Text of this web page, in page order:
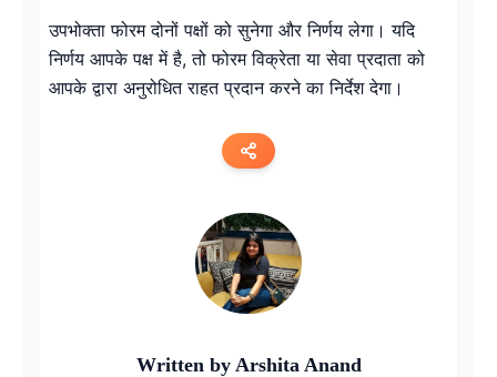
उपभोक्ता फोरम दोनों पक्षों को सुनेगा और निर्णय लेगा। यदि
निर्णय आपके पक्ष में है, तो फोरम विक्रेता या सेवा प्रदाता को
आपके द्वारा अनुरोधित राहत प्रदान करने का निर्देश देगा।
WhatsApp
Written by Arshita Anand